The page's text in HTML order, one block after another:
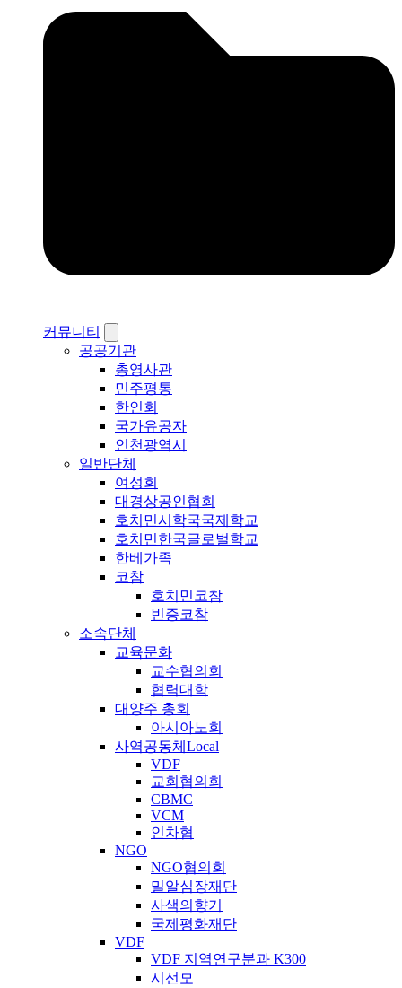
커뮤니티
공공기관
총영사관
민주평통
한인회
국가유공자
인천광역시
일반단체
여성회
대경상공인협회
호치민시학국국제학교
호치민한국글로벌학교
한베가족
코참
호치민코참
빈증코참
소속단체
교육문화
교수협의회
협력대학
대양주 총회
아시아노회
사역공동체Local
VDF
교회협의회
CBMC
VCM
인차협
NGO
NGO협의회
밀알심장재단
사색의향기
국제평화재단
VDF
VDF 지역연구분과 K300
시선모